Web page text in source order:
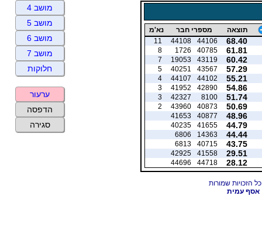
תוצאה מספרי חבר נא'מ
68.40
44106
44108
11
61.81
40785
1726
8
60.42
43119
19053
7
57.29
43567
40251
5
55.21
44102
44107
4
54.86
42890
41952
3
51.74
8100
42327
3
50.69
40873
43960
2
48.96
40877
41653
44.79
41655
40235
44.44
14363
6806
43.75
40715
6813
29.51
41558
42925
28.12
44718
44696
אסף עמית
מושב 4
מושב 5
מושב 6
מושב 7
חלוקות
ערעור
הדפסה
סגירה